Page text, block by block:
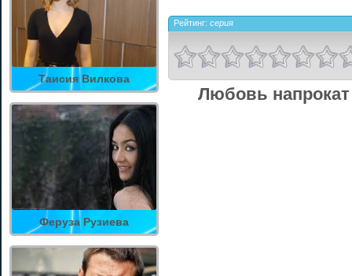
Таисия Вилкова
Феруза Рузиева
Рейтинг: серия
Любовь